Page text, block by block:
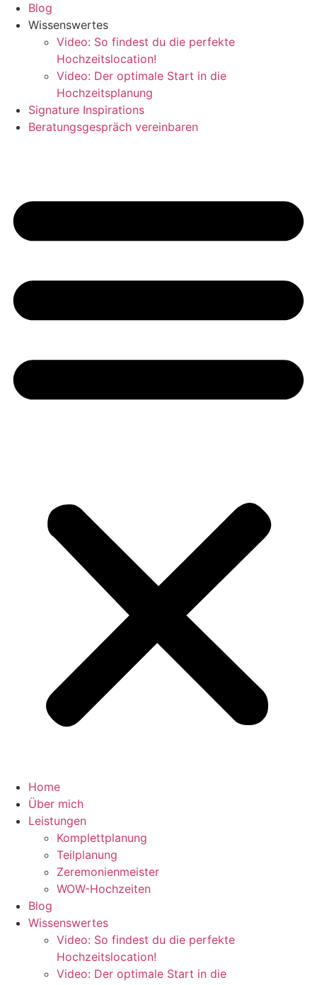
Blog
Wissenswertes
Video: So findest du die perfekte
Hochzeitslocation!
Video: Der optimale Start in die
Hochzeitsplanung
Signature Inspirations
Beratungsgespräch vereinbaren
Home
Über mich
Leistungen
Komplettplanung
Teilplanung
Zeremonienmeister
WOW-Hochzeiten
Blog
Wissenswertes
Video: So findest du die perfekte
Hochzeitslocation!
Video: Der optimale Start in die